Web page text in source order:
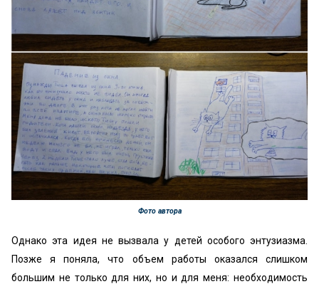
Фото автора
Однако эта идея не вызвала у детей особого энтузиазма.
Позже я поняла, что объем работы оказался слишком
большим не только для них, но и для меня: необходимость